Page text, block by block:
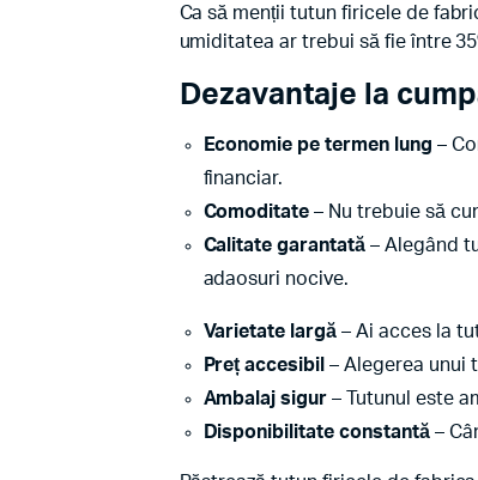
Ca să menții tutun firicele de
umiditatea ar trebui să fie între
Dezavantaje la
Economie pe termen lung –
financiar.
Comoditate – Nu trebuie să
Calitate garantată– Alegând
adaosuri nocive.
Varietate largă – Ai acces la
Preț accesibil – Alegerea unui
Ambalaj sigur – Tutunul este
Disponibilitate constantă–